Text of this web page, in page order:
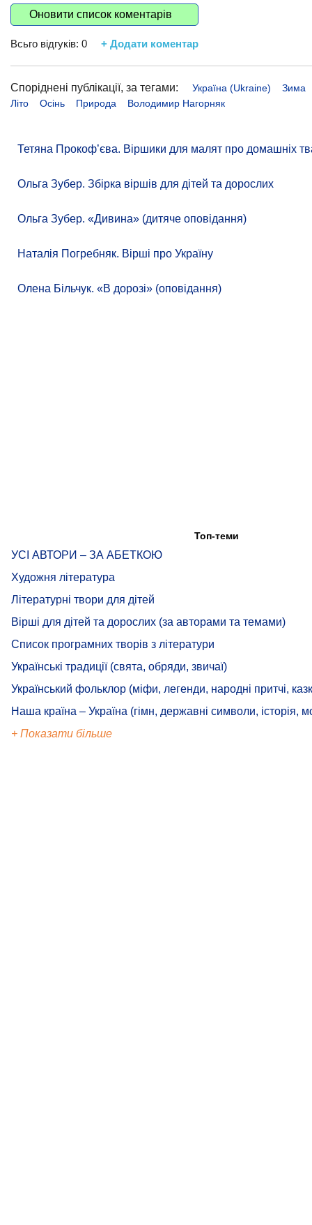
Оновити список коментарів
Всьго відгуків: 0 + Додати коментар
Споріднені публікації, за тегами: Україна (Ukraine)
Зима
Літо
Осінь Природа Володимир Нагорняк
Тетяна Прокоф’єва. Віршики для малят про домашніх
Ольга Зубер. Збірка віршів для дітей та дорослих
Ольга Зубер. «Дивина» (дитяче оповідання)
Наталія Погребняк. Вірші про Україну
Олена Більчук. «В дорозі» (оповідання)
Топ-теми
УСІ АВТОРИ – ЗА АБЕТКОЮ
Художня література
Літературні твори для дітей
Вірші для дітей та дорослих (за авторами та темами)
Список програмних творів з літератури
Українські традиції (свята, обряди, звичаї)
Український фольклор (міфи, легенди, народні притчі,
Наша країна – Україна (гімн, державні символи, історія,
+ Показати більше